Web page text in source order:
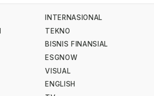
INTERNASIONAL
TEKNO
BISNIS FINANSIAL
ESGNOW
VISUAL
ENGLISH